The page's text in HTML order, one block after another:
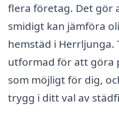
flera företag. Det gör
smidigt kan jämföra
hemstäd i Herrljunga.
utformad för att göra
som möjligt för dig,
trygg i ditt val av